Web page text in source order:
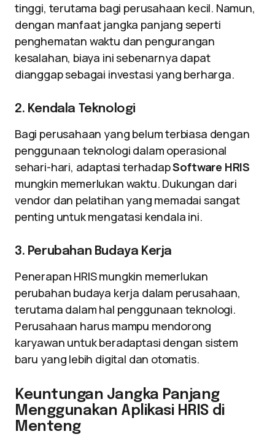
tinggi, terutama bagi perusahaan kecil. Namun,
dengan manfaat jangka panjang seperti
penghematan waktu dan pengurangan
kesalahan, biaya ini sebenarnya dapat
dianggap sebagai investasi yang berharga.
2. Kendala Teknologi
Bagi perusahaan yang belum terbiasa dengan
penggunaan teknologi dalam operasional
sehari-hari, adaptasi terhadapSoftware HRIS
mungkin memerlukan waktu. Dukungan dari
vendor dan pelatihan yang memadai sangat
penting untuk mengatasi kendala ini.
3. Perubahan Budaya Kerja
Penerapan HRIS mungkin memerlukan
perubahan budaya kerja dalam perusahaan,
terutama dalam hal penggunaan teknologi.
Perusahaan harus mampu mendorong
karyawan untuk beradaptasi dengan sistem
baru yang lebih digital dan otomatis.
Keuntungan Jangka Panjang
Menggunakan Aplikasi HRIS di
Menteng